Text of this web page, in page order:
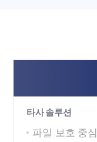
타사 솔루션
파일 보호 중심